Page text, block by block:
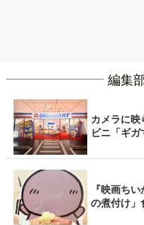
編集
カメラに
ビニ「ギガ
『映画ち
の煮付け」